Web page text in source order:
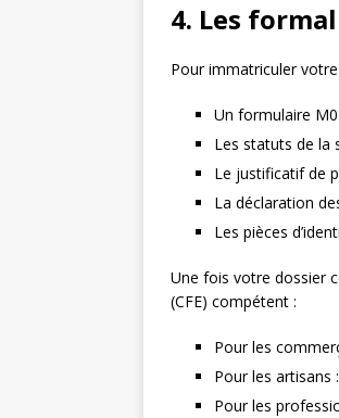
4. Les
Pour immatriculer
Un formulaire
Les statuts de la
Le justificatif de
La déclaration
Les pièces
Une fois votre dossier
(CFE) compétent :
Pour les
Pour les artisans
Pour les